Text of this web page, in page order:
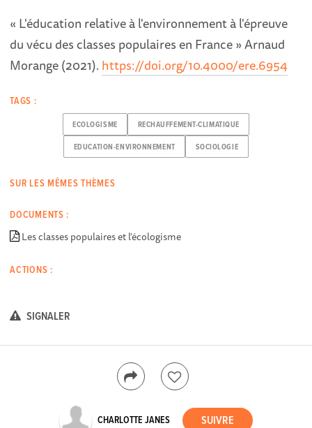
« L'éducation relative à l'environnement à l'épreuve
du vécu des classes populaires en France» Arnaud
Morange (2021). https://doi.org/10.4000/ere.6954
TAGS :
ECOLOGISME RECHAUFFEMENT-CLIMATIQUE
EDUCATION-ENVIRONNEMENT SOCIOLOGIE
SUR LES MÊMES THÈMES
DOCUMENTS :
Les classes populaires et l'écologisme
ACTIONS :
SIGNALER
CHARLOTTE JANES